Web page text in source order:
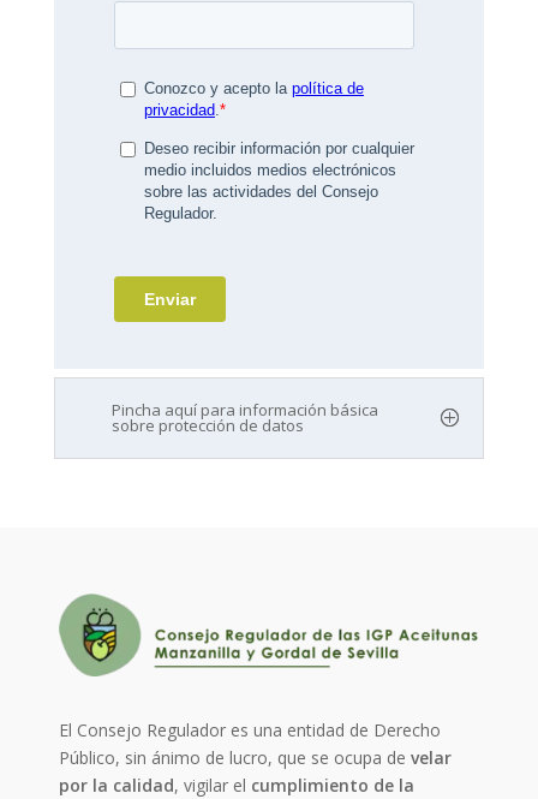
Pincha aquí para información básica
sobre protección de datos
El Consejo Regulador es una entidad de Derecho
Público, sin ánimo de lucro, que se ocupa develar
por la calidad, vigilar el cumplimiento de la